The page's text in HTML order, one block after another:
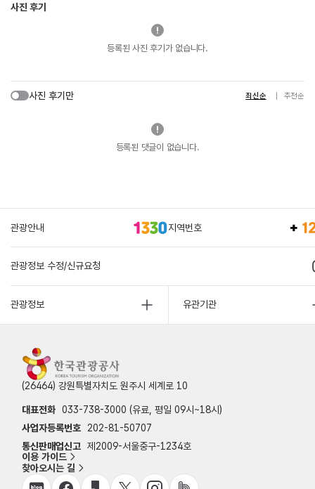
사진 후기
등록된 사진 후기가 없습니다.
사진 후기만 최신순 추천순
등록된 댓글이 없습니다.
관광안내 지역번호
관광정보 수정/신규요청
관광정보 유관기관
(26464) 강원특별자치도 원주시 세계로 10
대표전화 033-738-3000 (유료, 평일 09시~18시)
사업자등록번호
202-81-50707
통신판매업신고 제2009-서울중구-1234호
이용 가이드
찾아오시는 길